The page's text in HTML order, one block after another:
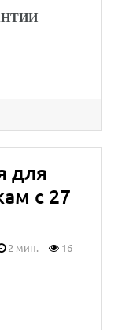
для
с 27
2 мин. 16